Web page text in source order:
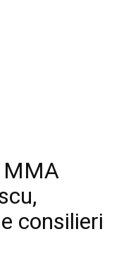
MMA
consilieri